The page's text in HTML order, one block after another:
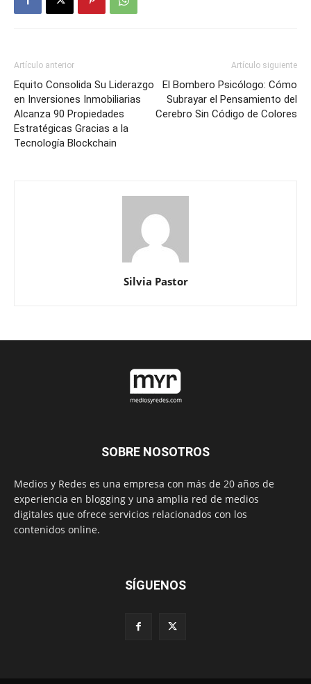
Artículo anterior
Equito Consolida Su Liderazgo
en Inversiones Inmobiliarias
Alcanza 90 Propiedades
Estratégicas Gracias a la
Tecnología Blockchain
Artículo siguiente
El Bombero Psicólogo: Cómo
Subrayar el Pensamiento del
Cerebro Sin Código de Colores
Silvia Pastor
SOBRE NOSOTROS
Medios y Redes es una empresa con más de 20 años de
experiencia en blogging y una amplia red de medios
digitales que ofrece servicios relacionados con los
contenidos online.
SÍGUENOS